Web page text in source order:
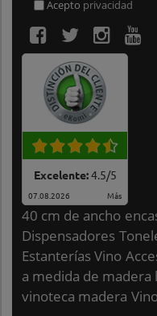
Acepto privacidad
Excelente:4.5/5
07.08.2026 Más
40 cm de ancho
Dispensadores
Estanterías Vino
a medida de madera
vinoteca madera